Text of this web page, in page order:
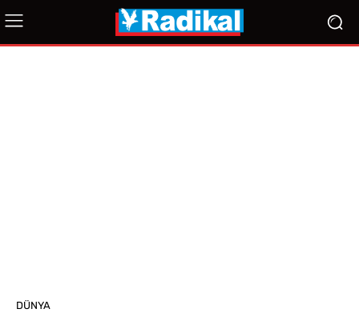
DÜNYA